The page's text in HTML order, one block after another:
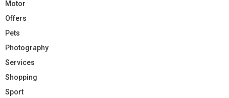
Motor
Offers
Pets
Photography
Services
Shopping
Sport